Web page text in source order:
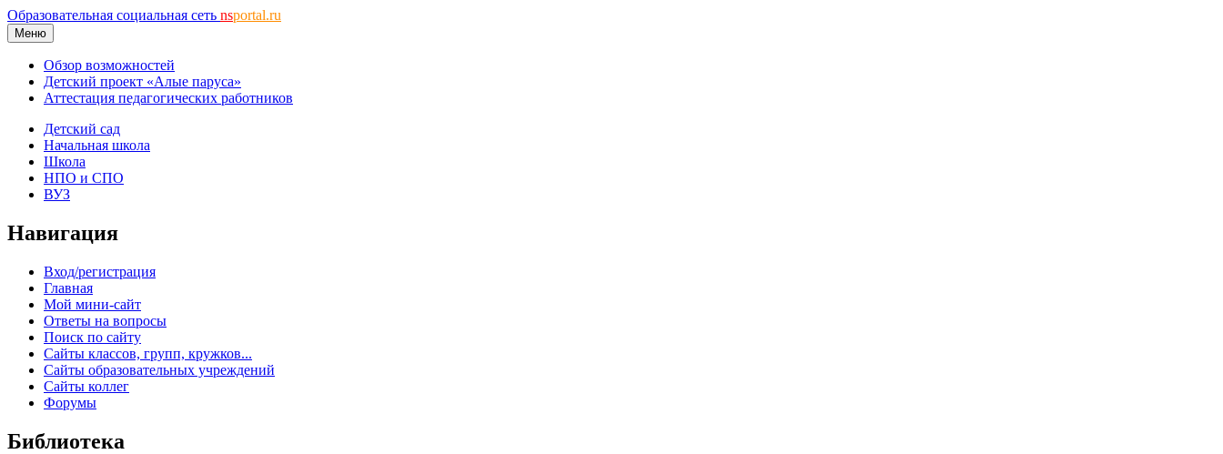
Образовательная социальная сеть nsportal.ru
Меню
Обзор возможностей
Детский проект «Алые паруса»
Аттестация педагогических работников
Детский сад
Начальная школа
Школа
НПО и СПО
ВУЗ
Навигация
Вход/регистрация
Главная
Мой мини-сайт
Ответы на вопросы
Поиск по сайту
Сайты классов, групп, кружков...
Сайты образовательных учреждений
Сайты коллег
Форумы
Библиотека